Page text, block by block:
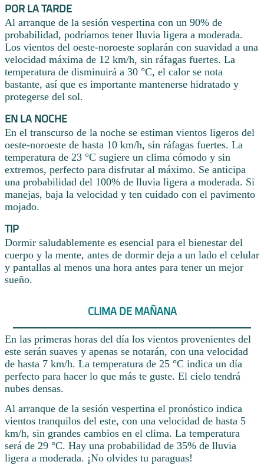
POR LA TARDE
Al arranque de la sesión vespertina con un 90% de
probabilidad, podríamos tener lluvia ligera a moderada.
Los vientos del oeste-noroeste soplarán con suavidad a una
velocidad máxima de 12 km/h, sin ráfagas fuertes. La
temperatura de disminuirá a 30 °C, el calor se nota
bastante, así que es importante mantenerse hidratado y
protegerse del sol.
EN LA NOCHE
En el transcurso de la noche se estiman vientos ligeros del
oeste-noroeste de hasta 10 km/h, sin ráfagas fuertes. La
temperatura de 23 °C sugiere un clima cómodo y sin
extremos, perfecto para disfrutar al máximo. Se anticipa
una probabilidad del 100% de lluvia ligera a moderada. Si
manejas, baja la velocidad y ten cuidado con el pavimento
mojado.
TIP
Dormir saludablemente es esencial para el bienestar del
cuerpo y la mente, antes de dormir deja a un lado el celular
y pantallas al menos una hora antes para tener un mejor
sueño.
CLIMA DE MAÑANA
En las primeras horas del día los vientos provenientes del
este serán suaves y apenas se notarán, con una velocidad
de hasta 7 km/h. La temperatura de 25 °C indica un día
perfecto para hacer lo que más te guste. El cielo tendrá
nubes densas.
Al arranque de la sesión vespertina el pronóstico indica
vientos tranquilos del este, con una velocidad de hasta 5
km/h, sin grandes cambios en el clima. La temperatura
será de 29 °C. Hay una probabilidad de 35% de lluvia
ligera a moderada. ¡No olvides tu paraguas!